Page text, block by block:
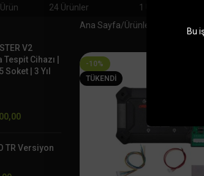
24 Ürünler
1 Ürün
V2
Cihazı |
| 3 Yıl
TR Versiyon
Ana Sayfa Ürünler “OBDSTAR
-10%
TÜKENDI
Bu